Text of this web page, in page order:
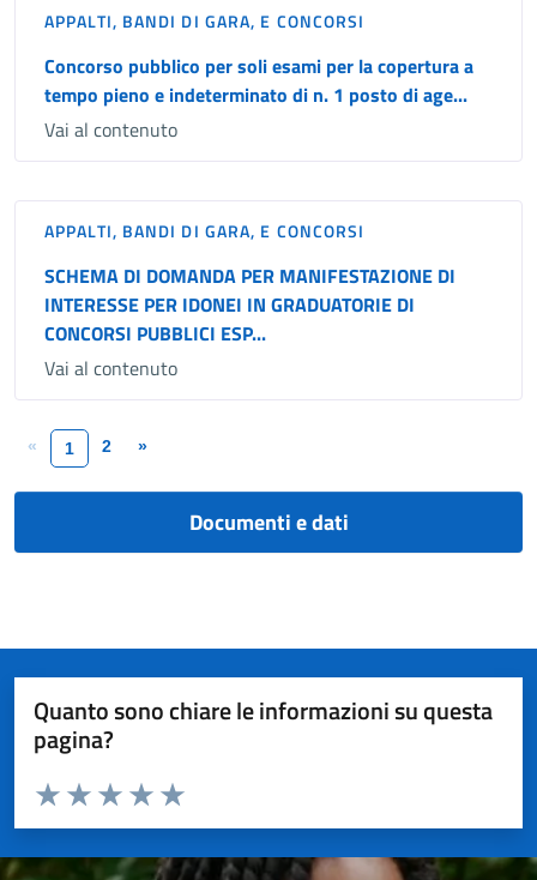
APPALTI, BANDI DI GARA, E CONCORSI
Concorso pubblico per soli esami per la copertura a
tempo pieno e indeterminato di n. 1 posto di age...
Vai al contenuto
APPALTI, BANDI DI GARA, E CONCORSI
SCHEMA DI DOMANDA PER MANIFESTAZIONE DI
INTERESSE PER IDONEI IN GRADUATORIE DI
CONCORSI PUBBLICI ESP...
Vai al contenuto
« 1 2 »
Documenti e dati
Quanto sono chiare le informazioni su questa
pagina?
Valuta da 1 a 5 stelle la pagina
Valuta 5 stelle su 5
Valuta 4 stelle su 5
Valuta 3 stelle su 5
Valuta 2 stelle su 5
Valuta 1 stelle su 5